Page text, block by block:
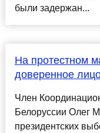
были задержан...
На протестном
доверенное
Член
Белоруссии Олег
президентских